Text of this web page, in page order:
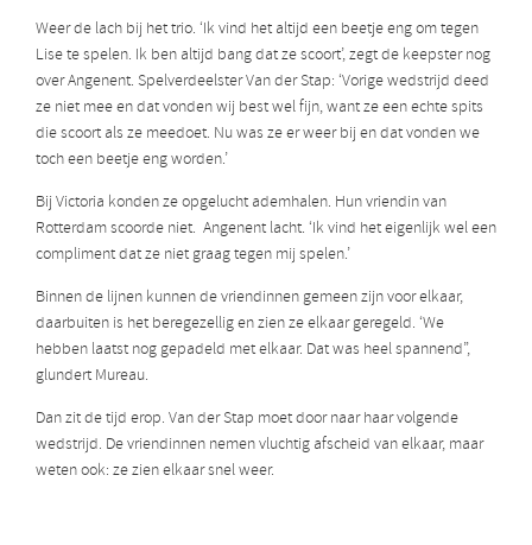
Weer de lach bij het trio. ‘Ik vind het altijd een beetje eng om tegen
Lise te spelen. Ik ben altijd bang dat ze scoort’, zegt de keepster nog
over Angenent. Spelverdeelster Van der Stap: ‘Vorige wedstrijd deed
ze niet mee en dat vonden wij best wel fijn, want ze een echte spits
die scoort als ze meedoet. Nu was ze er weer bij en dat vonden we
toch een beetje eng worden.’
Bij Victoria konden ze opgelucht ademhalen. Hun vriendin van
Rotterdam scoorde niet. Angenent lacht. ‘Ik vind het eigenlijk wel een
compliment dat ze niet graag tegen mij spelen.’
Binnen de lijnen kunnen de vriendinnen gemeen zijn voor elkaar,
daarbuiten is het beregezellig en zien ze elkaar geregeld. ‘We
hebben laatst nog gepadeld met elkaar. Dat was heel spannend”,
glundert Mureau.
Dan zit de tijd erop. Van der Stap moet door naar haar volgende
wedstrijd. De vriendinnen nemen vluchtig afscheid van elkaar, maar
weten ook: ze zien elkaar snel weer.